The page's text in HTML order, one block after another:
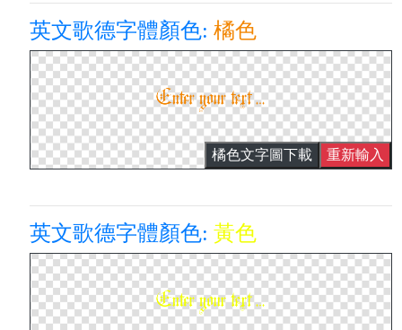
英文歌德字體顏色:橘色
橘色文字圖下載 重新輸入
英文歌德字體顏色:黃色